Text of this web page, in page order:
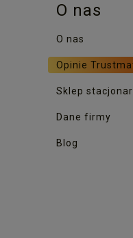
O nas
O nas
Opinie
Sklep
Dane firmy
Blog